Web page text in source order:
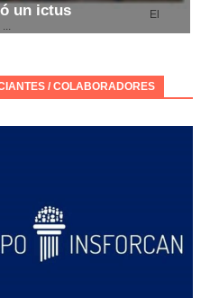
un ictus
/ COLABORADORES